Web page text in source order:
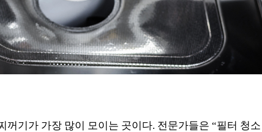
꺼기가 가장 많이 모이는 곳이다. 전문가들은 “필터 청소